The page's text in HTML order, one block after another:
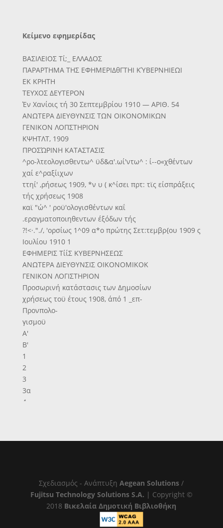
Κείμενο εφημερίδας
ΒΑΣΙΛΕΙΟΣ Τί;_ ΕΛΛΑΔΟΣ
ΠΑΡΑΡΤΗΜΑ ΤΗΣ ΕΦΗΜΕΡΙΔθΓΤΗΙ ΚΎΒΕΡΝΗΙΕΩΙ
ΕΚ ΚΡΗΤΗ
ΤΕΥΧΟΣ ΔΕΥΤΕΡΟΝ
Έν Χανίοις τή 30 Σεπτεμβρίου 1910 — ΑΡΙΘ. 54
ΑΝΩΤΕΡΑ ΔΙΕΥΘΥΝΣΙΣ ΤΩΝ ΟΙΚΟΝΟΜΙΚΩΝ
ΓΕΝΙΚΟΝ ΛΟΠΣΤΗΡΙΟΝ
ΚΨΗΤΛΤ, 1909
ΠΡΟΣΏΡΙΝΗ ΚΑΤΑΣΤΑΣΙΣ
^ρο-λτεολογισθεντω^ ϋδ&α'.ωί'ντω^ : ί--ο«χθέντων
χαί ε^ραξίιχων
ττηί' ,ρήσεως 1909, *ν υ ( κ^ίσει πρτ: τϊς είσπράξεις
τής χρήσεως 1908
καϊ "ώ^ ' ροϋ'ολογισθέντων καΐ
.εραγματοποιηθεντων έξόδων τής
?!<·."./, 'ορσίως 1^09 α*ο πρώτης Σετ:τεμβρ{ου 1909 ς
Ιουλίου 1910 1
ΕΦΗΜΕΡΙΣ ΤίίΣ ΚΥΒΕΡΝΗΣΕΩΣ
ΑΝΩΤΕΡΑ ΔΙΕΥΘΥΝΣΙΣ ΟΙΚΟΝΟΜΙΚΟΚ
ΓΕΝΙΚΟΝ ΛΟΓΙΣΤΗΡΙΟΝ
Προσωρινή κατάστασις των Δημοσίων
χρήσεως τοϋ έτους 1908, άπό 1 _επ-
Προνπολο-
γισμοϋ
Α'
Β'
1
2
3
3α
4
Σχεδιασμός - ΑνάπτυξηAegean Solutions /
Fujitsu Technology Solutions S.A. | Copyright ©
2018 Βικελαία Δημοτική Βιβλιοθήκη